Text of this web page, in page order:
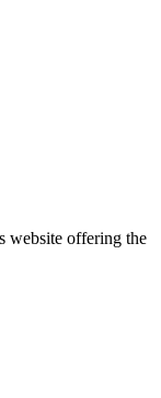
website offering the